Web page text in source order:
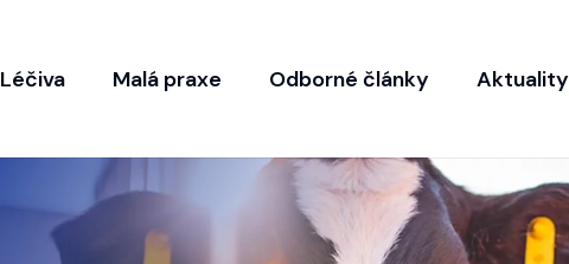
Léčiva Malá praxe Odborné články Aktuality